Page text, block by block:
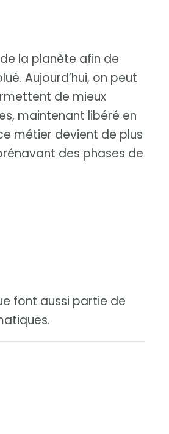
la planète afin de
Aujourd’hui, on peut
de mieux
maintenant libéré en
métier devient de plus
des phases de
font aussi partie de